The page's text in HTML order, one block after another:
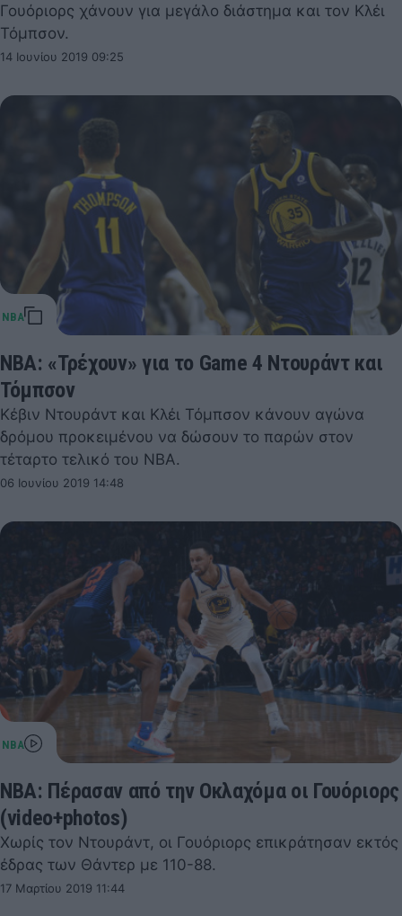
Γουόριορς χάνουν για μεγάλο διάστημα και τον Κλέι
Τόμπσον.
14 Ιουνίου 2019 09:25
NBA: «Τρέχουν» για το Game 4 Ντουράντ και
Τόμπσον
Κέβιν Ντουράντ και Κλέι Τόμπσον κάνουν αγώνα
δρόμου προκειμένου να δώσουν το παρών στον
τέταρτο τελικό του NBA.
06 Ιουνίου 2019 14:48
NBA: Πέρασαν από την Οκλαχόμα οι Γουόριορς
(video+photos)
Χωρίς τον Ντουράντ, οι Γουόριορς επικράτησαν εκτός
έδρας των Θάντερ με 110-88.
17 Μαρτίου 2019 11:44